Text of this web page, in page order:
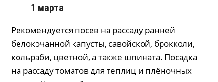
1 марта
Рекомендуется посев на рассаду ранней
белокочанной капусты, савойской, брокколи,
кольраби, цветной, а также шпината. Посадка
на рассаду томатов для теплиц и плёночных